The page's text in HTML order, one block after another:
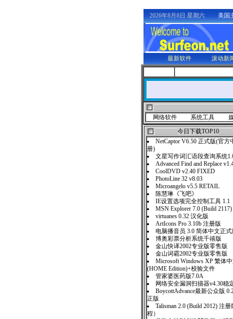
2026年8月8日 星期六 美国
最新软件
滚动新
网络软件
系统工具
今日下载TOP10
NetCaptor V6.50 正式版(官方
册)
文星写作词汇语段查询系统
Advanced Find and Replace
CoolDVD v2.40 FIXED
PhotoLine 32 v8.03
Microangelo v5.5 RETAIL
陈慧琳《飞吧》
IE设置选项完全控制工具 1.1
MSN Explorer 7.0 (Build 2117)
virtuanes 0.32 汉化版
ArtIcons Pro 3.10b 注册版
电脑播音员 3.0 简体中文正式
博奥彩票分析系统千禧版
金山快译2002专业版零售版
金山词霸2002专业版零售版
Microsoft Windows XP 繁体
(HOME Edition)+校验文件
管家婆医药版7.0A
网络安全漏洞扫描器v4.30稳
BoycottAdvance最新公众版
正版
Talisman 2.0 (Build 2012) 注
程）